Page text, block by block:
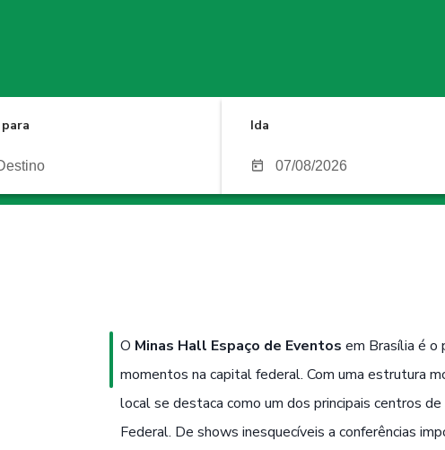
Ida
O Minas Hall Espaço de Eventos em Brasília é o
momentos na capital federal. Com uma estrutura
local se destaca como um dos principais centros
Federal. De shows inesquecíveis a conferências